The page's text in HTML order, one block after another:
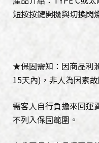
短按按鍵開機與切換閃
★保固需知：因商品利
15天內)，非人為因素故
需客人自行負擔來回運
不列入保固範圍。